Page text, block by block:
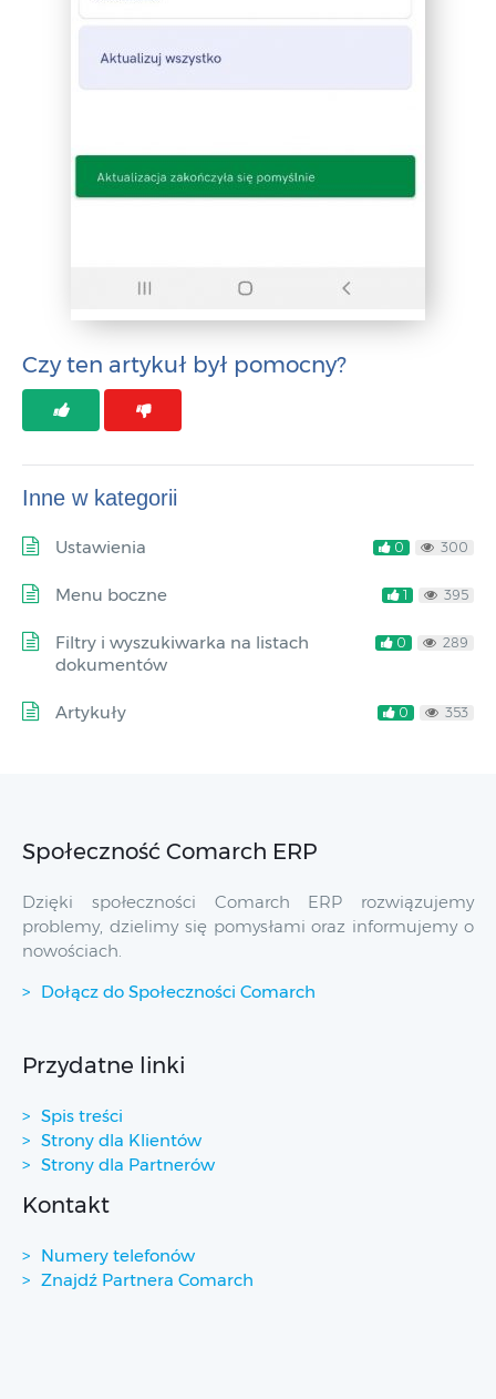
Czy ten artykuł był pomocny?
Inne w kategorii
Ustawienia 0 300
Menu boczne 1 395
Filtry i wyszukiwarka na listach
dokumentów
0 289
Artykuły 0 353
Społeczność Comarch ERP
Dzięki społeczności Comarch ERP rozwiązujemy
problemy, dzielimy się pomysłami oraz informujemy o
nowościach.
Dołącz do Społeczności Comarch
Przydatne linki
Spis treści
Strony dla Klientów
Strony dla Partnerów
Kontakt
Numery telefonów
Znajdź Partnera Comarch